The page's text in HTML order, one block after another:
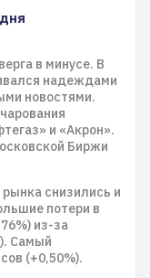
в минусе. В
надеждами
новостями.
и «Акрон».
Биржи
снизились и
потери в
из-за
Самый
(+0,50%).